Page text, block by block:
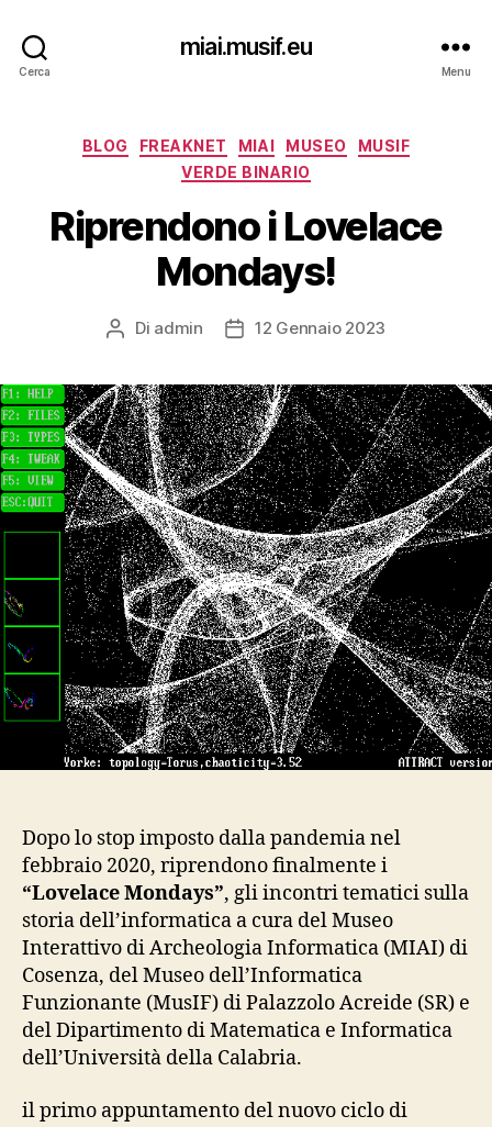
Cerca
miai.musif.eu
Menu
Categorie
BLOG FREAKNET MIAI MUSEO
MUSIF
VERDE BINARIO
Riprendono i Lovelace
Mondays!
Autore
Di admin
Data12 Gennaio 2023
Dopo lo stop imposto dalla pandemia nel
febbraio 2020, riprendono finalmente i
“Lovelace Mondays”, gli incontri tematici sulla
storia dell’informatica a cura del Museo
Interattivo di Archeologia Informatica (MIAI) di
Cosenza, del Museo dell’Informatica
Funzionante (MusIF) di Palazzolo Acreide (SR) e
del Dipartimento di Matematica e Informatica
dell’Università della Calabria.
il primo appuntamento del nuovo ciclo di